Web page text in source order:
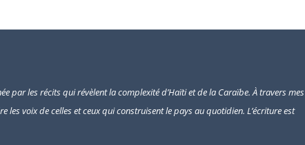
par les récits qui révèlent la complexité d’Haïti et de la Caraïbe. À travers mes
les voix de celles et ceux qui construisent le pays au quotidien. L’écriture est